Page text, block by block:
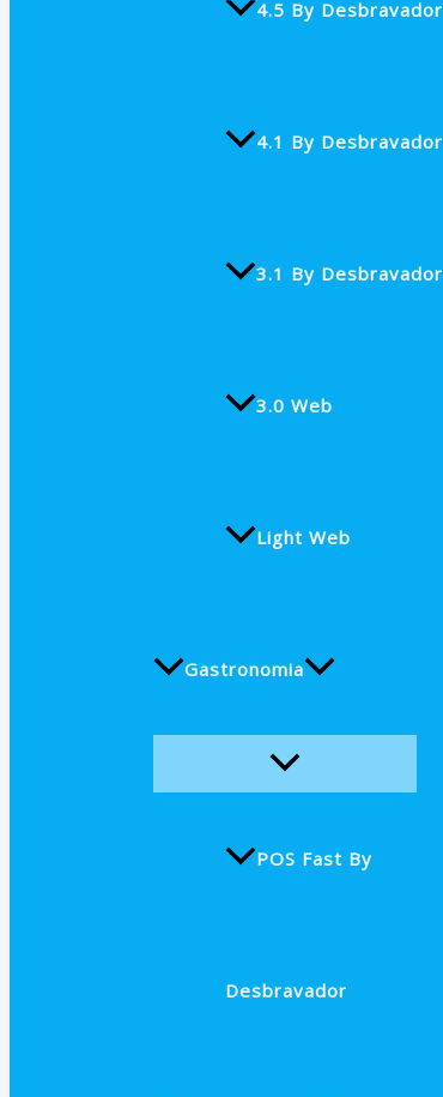
4.5 By Desbravador
4.1 By Desbravador
3.1 By Desbravador
3.0 Web
Light Web
Gastronomia
POS Fast By
Desbravador